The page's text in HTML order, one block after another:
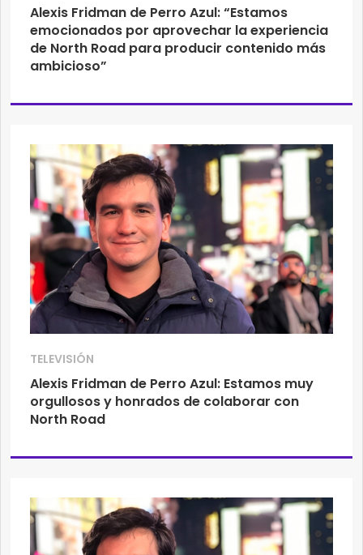
Alexis Fridman de Perro Azul: “Estamos
emocionados por aprovechar la experiencia
de North Road para producir contenido más
ambicioso”
TELEVISIÓN
Alexis Fridman de Perro Azul: Estamos muy
orgullosos y honrados de colaborar con
North Road